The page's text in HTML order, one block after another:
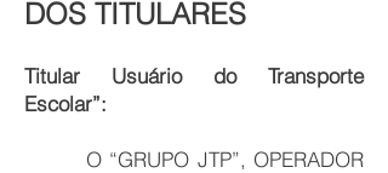
DOS TITULARES
Titular Usuário do Transporte
Escolar”:
O “GRUPO JTP”, OPERADOR